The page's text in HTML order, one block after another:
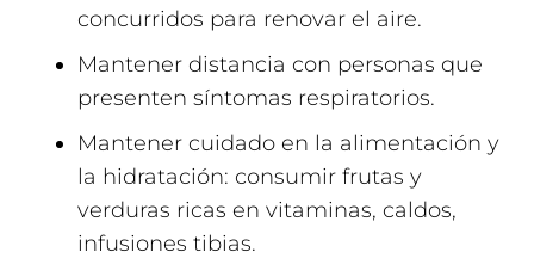
concurridos para renovar el aire.
Mantener distancia con personas que
presenten síntomas respiratorios.
Mantener cuidado en la alimentación y
la hidratación: consumir frutas y
verduras ricas en vitaminas, caldos,
infusiones tibias.